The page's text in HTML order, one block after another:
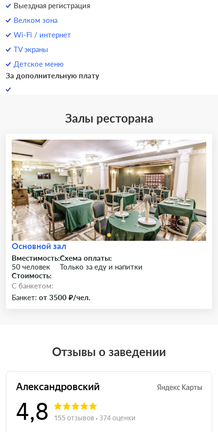
Выездная регистрация
Велком зона
Wi-Fi / интернет
TV экраны
Детское меню
За дополнительную плату
Залы ресторана
Основной зал
Вместимость:
50 человек
Схема оплаты:
Только за еду и напитки
Стоимость:
C банкетом:
Банкет: от 3500 ₽/чел.
Отзывы о заведении